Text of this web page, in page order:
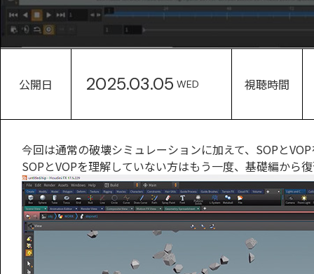
公開日 2025.03.05 WED 視聴時間
今回は通常の破壊シミュレーションに加えて、SOPと
SOPとVOPを理解していない方はもう一度、基礎編から